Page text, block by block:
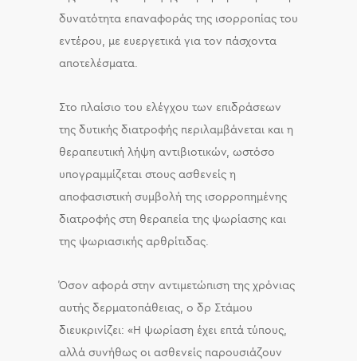
δυνατότητα επαναφοράς της ισορροπίας του
εντέρου, με ευεργετικά για τον πάσχοντα
αποτελέσματα.
Στο πλαίσιο του ελέγχου των επιδράσεων
της δυτικής διατροφής περιλαμβάνεται και η
θεραπευτική λήψη αντιβιοτικών, ωστόσο
υπογραμμίζεται στους ασθενείς η
αποφασιστική συμβολή της ισορροπημένης
διατροφής στη θεραπεία της ψωρίασης και
της ψωριασικής αρθρίτιδας.
Όσον αφορά στην αντιμετώπιση της χρόνιας
αυτής δερματοπάθειας, ο δρ Στάμου
διευκρινίζει: «Η ψωρίαση έχει επτά τύπους,
αλλά συνήθως οι ασθενείς παρουσιάζουν